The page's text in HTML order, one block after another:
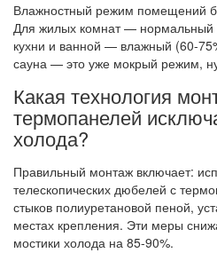
Влажностный режим помещений
Для жилых комнат — нормальный
кухни и ванной — влажный (60-
сауна — это уже мокрый режим,
Какая технология
термопанелей
холода?
Правильный монтаж включает:
телескопических дюбелей с
стыков полиуретановой пеной,
местах крепления. Эти меры
мостики холода на 85-90%.